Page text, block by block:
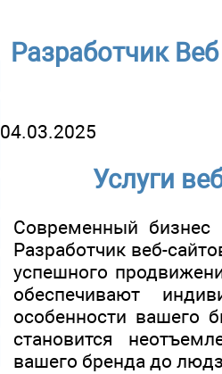
Разработчик
04.03.2025
Услуги
Современный бизнес
Разработчик веб-
успешного
обеспечивают
особенности вашего
становится
вашего бренда до